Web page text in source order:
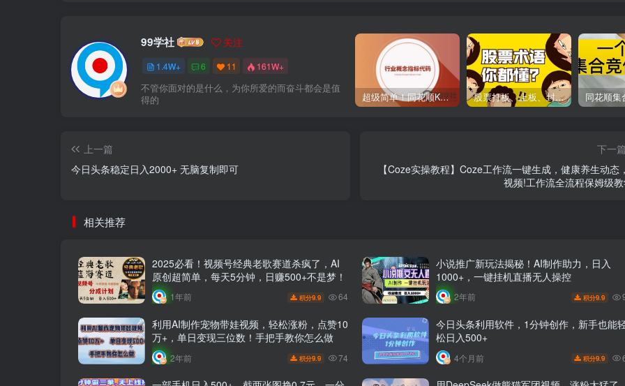
99学社 关注
1.4W+ 6 11 161W+
不管你面对的是什么，为你所爱的而奋斗都会是值
得的
超级简单！同花顺K线界面显示行业概念指标代码图解 股票打板、上板、封板、翘板、炸板是什么意思？炒股你必须懂的暗语！
上一篇
今日头条稳定日入2000+ 无脑复制即可
下一篇
【Coze实操教程】Coze工作流一键生成，健康养生动态
视频!工作流全流程保姆级
相关推荐
2025必看！视频号经典老歌赛道杀疯了，AI
原创超简单，每天5分钟，日赚500+不是梦！
1年前 积分9.9 64
小说推广新玩法揭秘！AI制作助力，日入
1000+，一键挂机直播无人操控
2年前 积分9.9
利用AI制作宠物带娃视频，轻松涨粉，点赞10
万+，单日变现三位数！手把手教你怎么做
2年前 积分9.9 74
今日头条利用软件，1分钟创作，新手也能
松日入500+
4个月前 积分9.9